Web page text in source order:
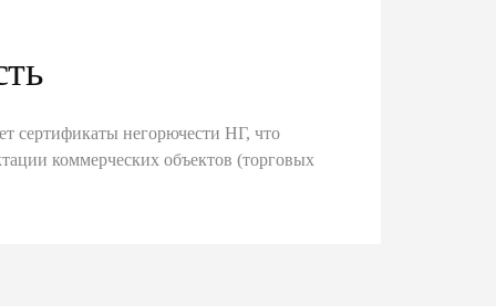
сертификаты негорючести НГ, что
коммерческих объектов (торговых